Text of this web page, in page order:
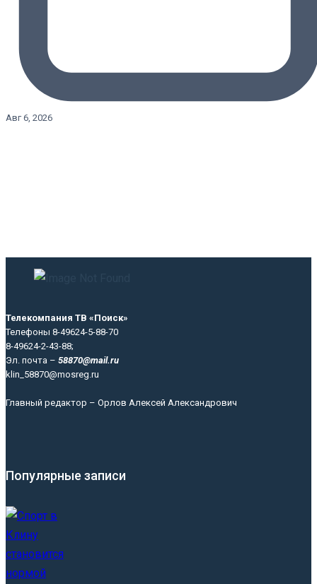
Авг 6, 2026
Телекомпания ТВ «Поиск»
Телефоны 8-49624-5-88-70
8-49624-2-43-88;
Эл. почта – 58870@mail.ru
klin_58870@mosreg.ru
Главный редактор – Орлов Алексей Александрович
Популярные записи